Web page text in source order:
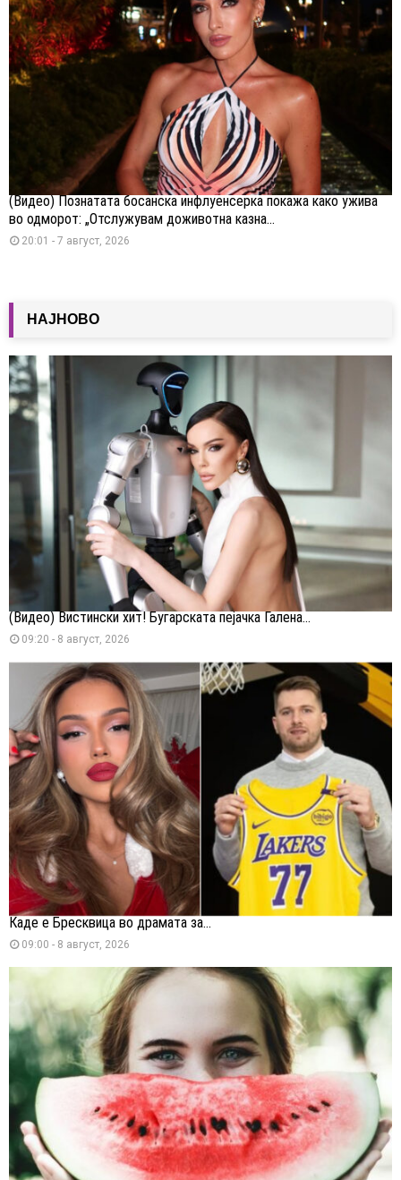
(Видео) Познатата босанска инфлуенсерка покажа како ужива
во одморот: „Отслужувам доживотна казна...
20:01 - 7 август, 2026
НАЈНОВО
(Видео) Вистински хит! Бугарската пејачка Галена...
09:20 - 8 август, 2026
Каде е Бресквица во драмата за...
09:00 - 8 август, 2026